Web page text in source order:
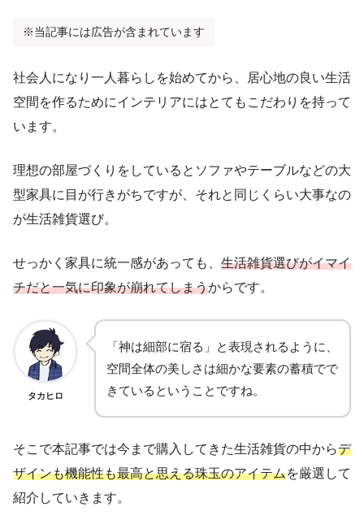
※当記事には広告が含まれています
社会人になり一人暮らしを始めてから、居心地の良い生活
空間を作るためにインテリアにはとてもこだわりを持って
います。
理想の部屋づくりをしているとソファやテーブルなどの大
型家具に目が行きがちですが、それと同じくらい大事なの
が生活雑貨選び。
せっかく家具に統一感があっても、 生活雑貨選びがイマイ
チだと一気に印象が崩れてしまうからです。
タカヒロ
「神は細部に宿る」と表現されるように、
空間全体の美しさは細かな要素の蓄積でで
きているということですね。
そこで本記事では今まで購入してきた生活雑貨の中からデ
ザインも機能性も最高と思える珠玉のアイテムを厳選して
紹介していきます。